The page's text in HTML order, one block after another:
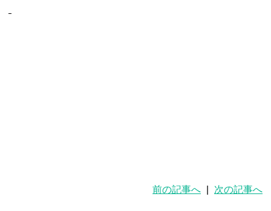
前の記事へ 次の記事へ